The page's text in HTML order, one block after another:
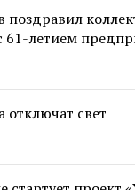
61-летием
отключат свет